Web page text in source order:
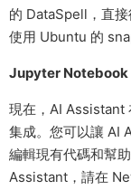
的 DataSpell，直
使用 Ubuntu 的
Jupyter Notebook
現在，AI Assistant
集成。您可以讓 AI
編輯現有代碼和幫
Assistant，請在